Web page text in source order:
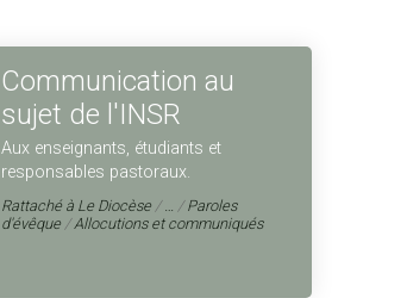
Communication au
sujet de l'INSR
Aux enseignants, étudiants et
responsables pastoraux.
Rattaché à Le Diocèse /… /Paroles
d'évêque /Allocutions et communiqués